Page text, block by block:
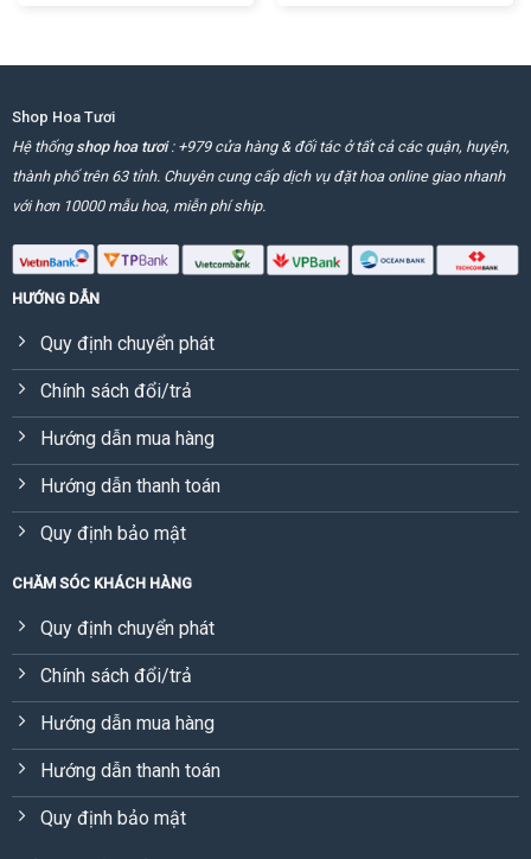
Shop Hoa Tươi
Hệ thống shop hoa tươi: +979 cửa hàng & đối tác ở tất cả các quận, huyện,
thành phố trên 63 tỉnh. Chuyên cung cấp dịch vụ đặt hoa online giao nhanh
với hơn 10000 mẫu hoa, miễn phí ship.
HƯỚNG DẪN
Quy định chuyển phát
Chính sách đổi/trả
Hướng dẫn mua hàng
Hướng dẫn thanh toán
Quy định bảo mật
CHĂM SÓC KHÁCH HÀNG
Quy định chuyển phát
Chính sách đổi/trả
Hướng dẫn mua hàng
Hướng dẫn thanh toán
Quy định bảo mật